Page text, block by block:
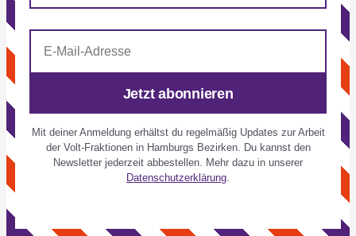
Mail-
Adresse
Jetzt abonnieren
Mit deiner Anmeldung erhältst du regelmäßig Updates zur Arbeit
der Volt-Fraktionen in Hamburgs Bezirken. Du kannst den
Newsletter jederzeit abbestellen. Mehr dazu in unserer
Datenschutzerklärung.